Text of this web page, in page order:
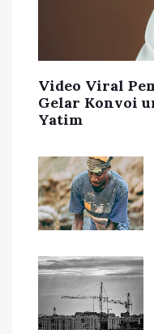
Video Viral
Gelar Konvoi
Yatim